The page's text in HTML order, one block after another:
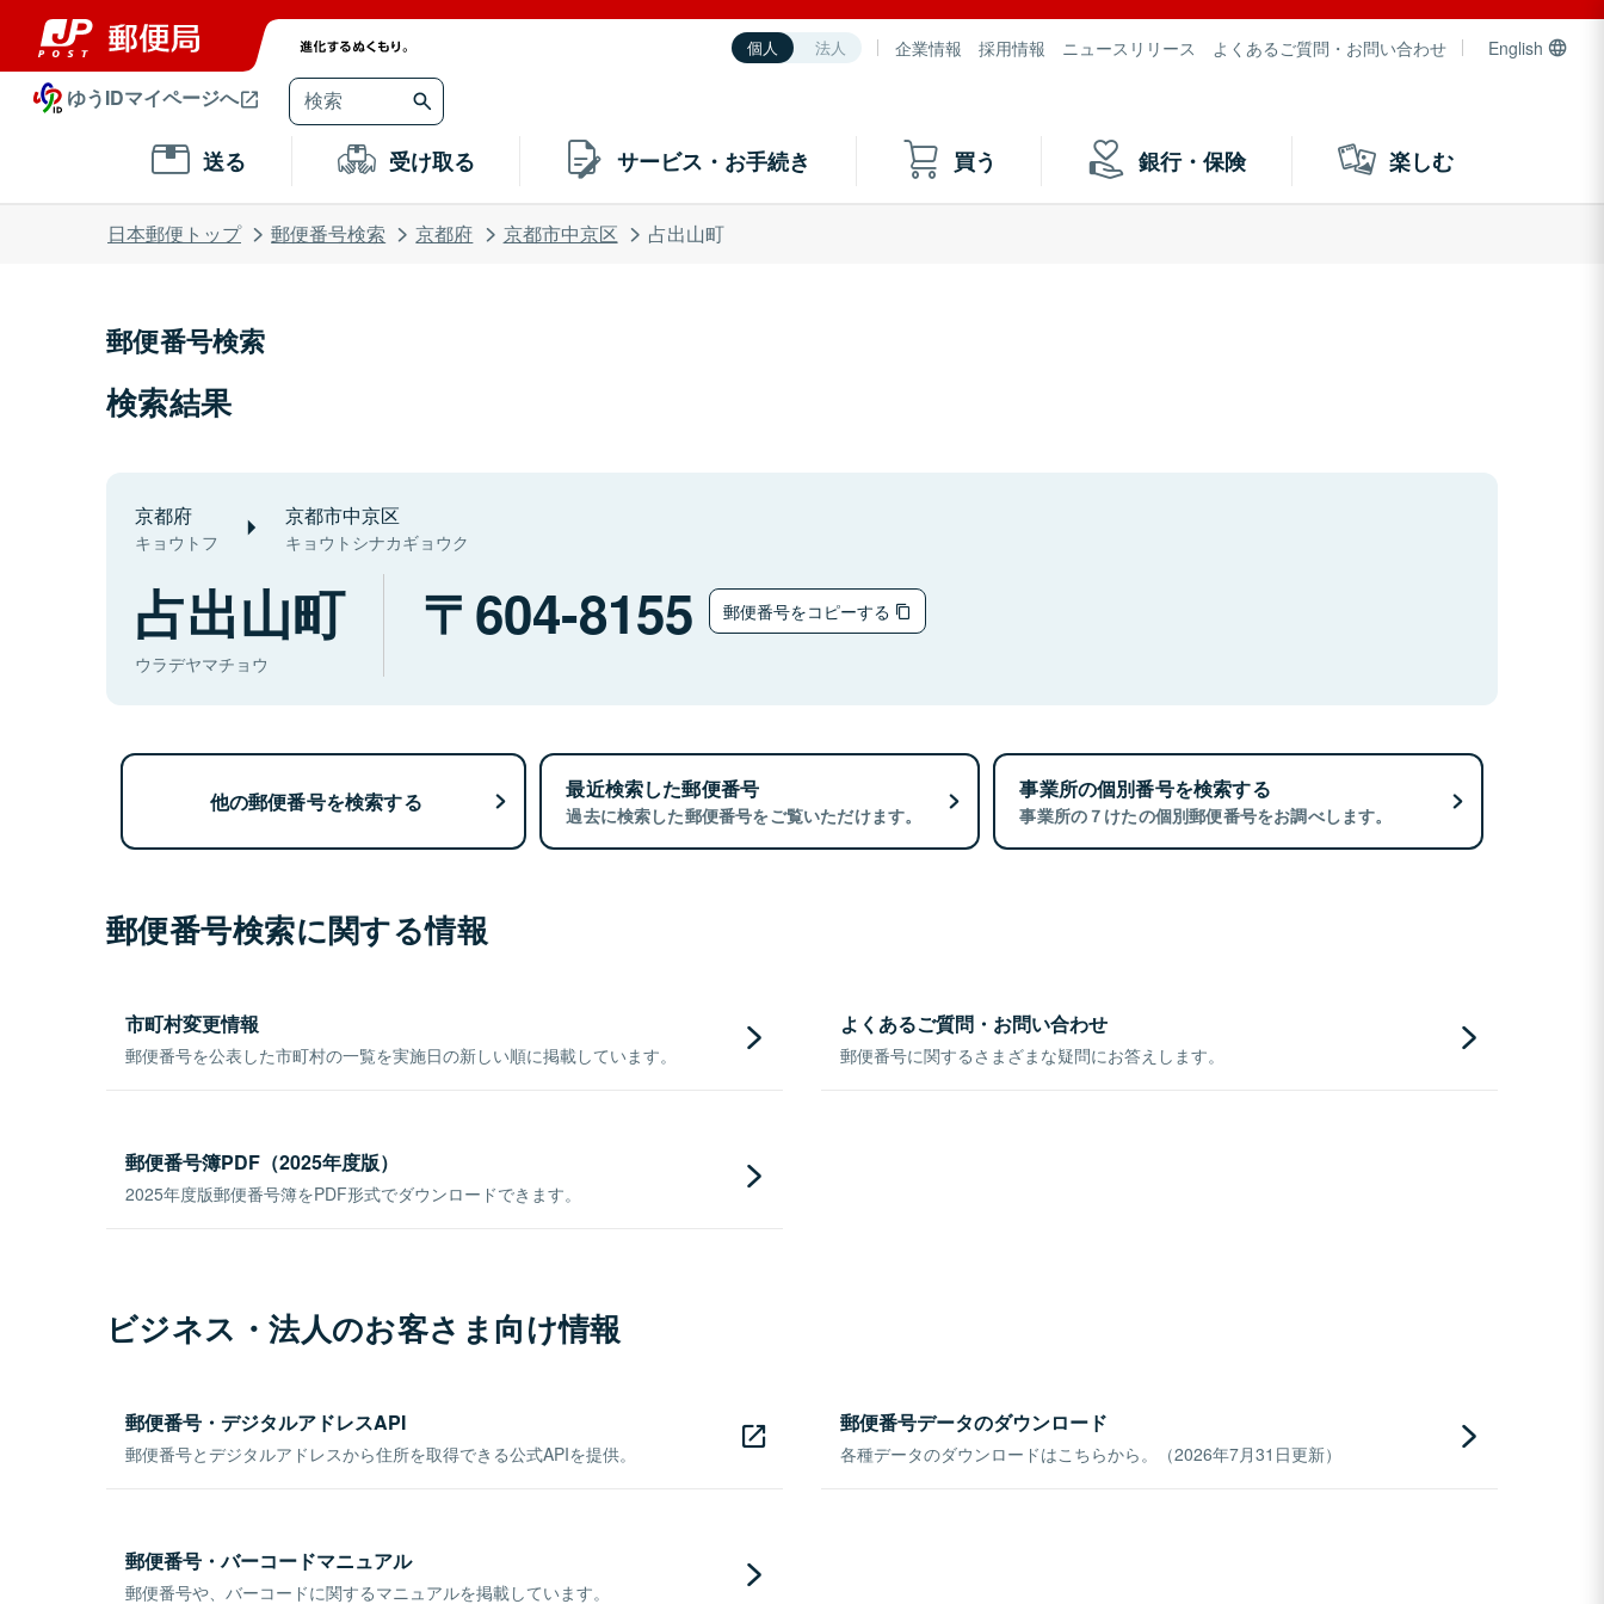
個人 法人 企業情報 採用情報 ニュースリリース よくあるご質問・お問い合わせ English
ゆうIDマイページへ
送る 受け取る サービス・お手続き 買う 銀行・保険 楽しむ
日本郵便トップ 郵便番号検索 京都府 京都市中京区 占出山町
郵便番号検索
検索結果
京都府
キョウトフ
京都市中京区
キョウトシナカギョウク
占出山町
ウラデヤマチョウ
604-8155 郵便番号をコピーする
他の郵便番号を検索する 最近検索した郵便番号
過去に検索した郵便番号をご覧いただけます。
事業所の個別番号を検索する
事業所の７けたの個別郵便番号をお調べします。
郵便番号検索に関する情報
市町村変更情報
郵便番号を公表した市町村の一覧を実施日の新しい順に掲載しています。
よくあるご質問・お問い合わせ
郵便番号に関するさまざまな疑問にお答えします。
郵便番号簿PDF（2025年度版）
2025年度版郵便番号簿をPDF形式でダウンロードできます。
ビジネス・法人のお客さま向け情報
郵便番号・デジタルアドレスAPI
郵便番号とデジタルアドレスから住所を取得できる公式APIを提供。
郵便番号データのダウンロード
各種データのダウンロードはこちらから。（2026年7月31日更新）
郵便番号・バーコードマニュアル
郵便番号や、バーコードに関するマニュアルを掲載しています。